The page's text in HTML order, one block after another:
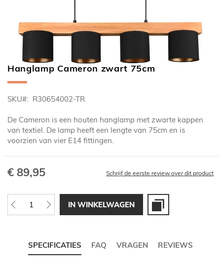
Ga
naar
begin
de
afbeeldingen-
gallerij
Hanglamp Cameron zwart 75cm
SKU R30654002-TR
De Cameron is een houten hanglamp met zwarte kappen
van textiel. De lamp heeft een lengte van 75cm en is
voorzien van vier E14 fittingen.
€ 89,95 Schrijf de eerste review over dit product
IN WINKELWAGEN
SPECIFICATIES FAQ VRAGEN REVIEWS